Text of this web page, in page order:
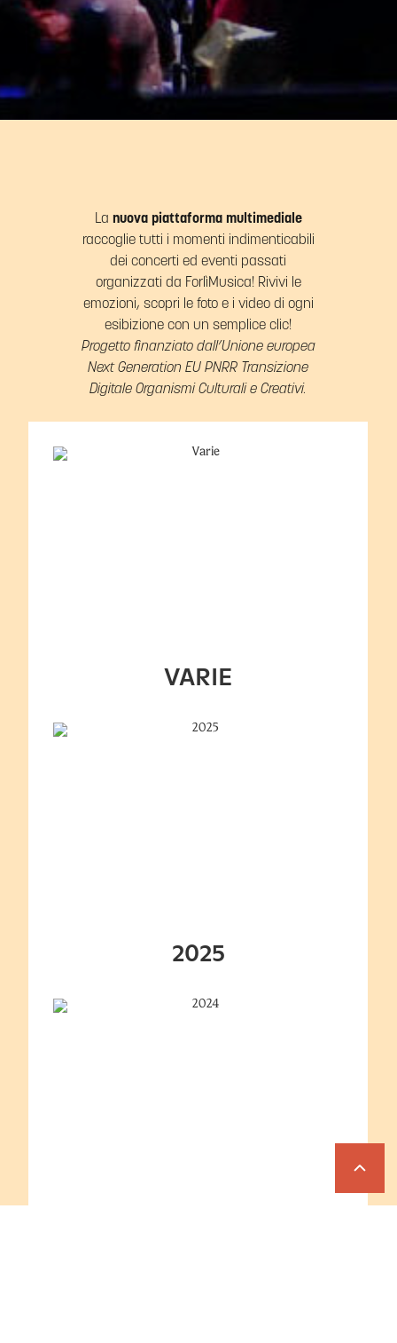
La nuova piattaforma multimediale
raccoglie tutti i momenti indimenticabili
dei concerti ed eventi passati
organizzati da ForlìMusica! Rivivi le
emozioni, scopri le foto e i video di ogni
esibizione con un semplice clic!
Progetto finanziato dall’Unione europea
Next Generation EU PNRR Transizione
Digitale Organismi Culturali e Creativi.